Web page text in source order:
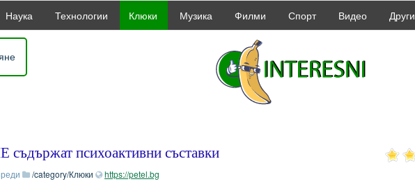
Наука Технологии Клюки Музика Филми Спорт Видео Други
съдържат психоактивни съставки
/category/Клюки https://petel.bg